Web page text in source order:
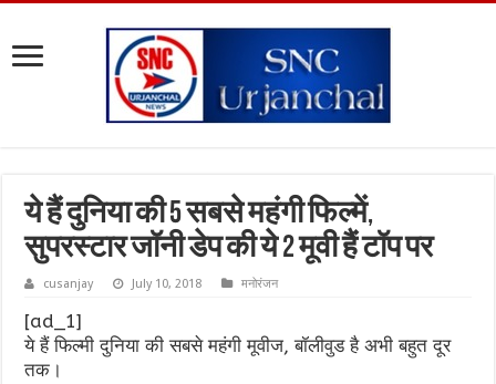
ये हैं दुनिया की 5 सबसे महंगी फिल्में,
सुपरस्टार जॉनी डेप की ये 2 मूवी हैं टॉप पर
cusanjay July 10, 2018 मनोरंजन
[ad_1]
ये हैं फिल्मी दुनिया की सबसे महंगी मूवीज, बॉलीवुड है अभी बहुत दूर
तक।